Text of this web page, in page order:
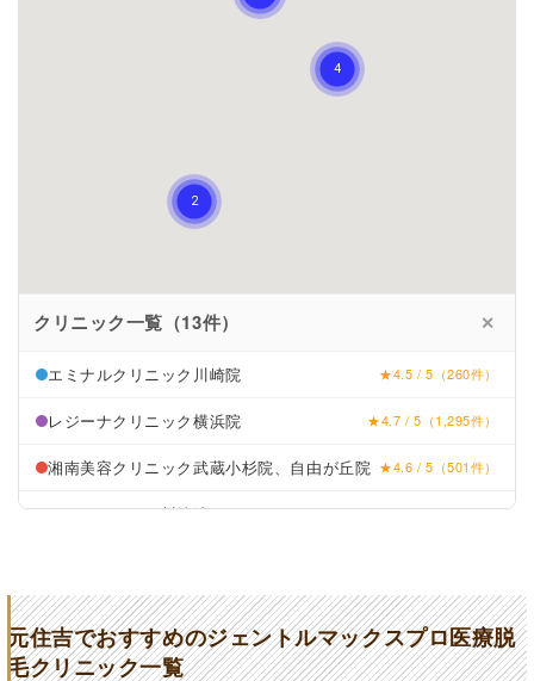
クリニック一覧（13件） ✕
エミナルクリニック川崎院 ★4.5 / 5（260件）
レジーナクリニック横浜院 ★4.7 / 5（1,295件）
湘南美容クリニック武蔵小杉院、自由が丘院 ★4.6 / 5（501件）
リゼクリニック川崎院 ★4.8 / 5（80件）
セルフ脱毛サロンONESELF ★4.8 (31件)
もとすみ皮フ科 ★2.9 (55件)
元住吉でおすすめのジェントルマックスプロ医療脱
毛クリニック一覧